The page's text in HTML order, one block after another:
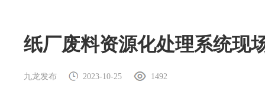
纸厂废料资源化处理系统现
九龙发布 2023-10-25 1492